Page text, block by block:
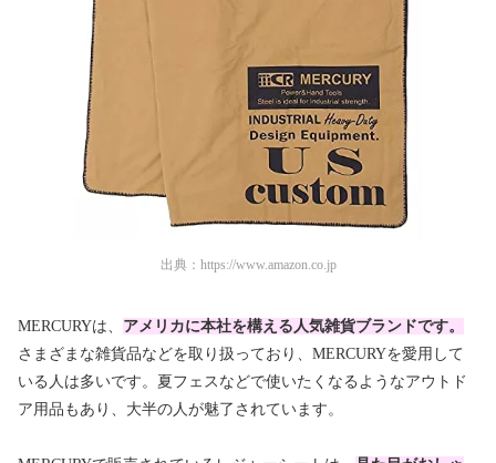
出典： https://www.amazon.co.jp
MERCURYは、 アメリカに本社を構える人気雑貨ブランドです。
さまざまな雑貨品などを取り扱っており、MERCURYを愛用して
いる人は多いです。夏フェスなどで使いたくなるようなアウトド
ア用品もあり、大半の人が魅了されています。